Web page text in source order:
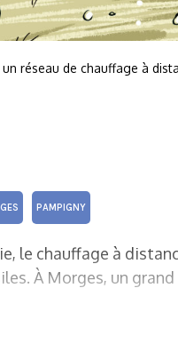
réseau de chauffage à
PAMPIGNY
le chauffage à
À Morges, un